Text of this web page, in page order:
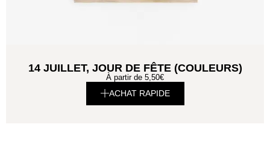
14 JUILLET, JOUR DE FÊTE (COULEURS)
À partir de 5,50€
ACHAT RAPIDE